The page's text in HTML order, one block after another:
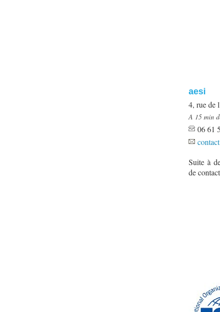
aesi
4, rue de
A 15 min
06 61
Suite à
de